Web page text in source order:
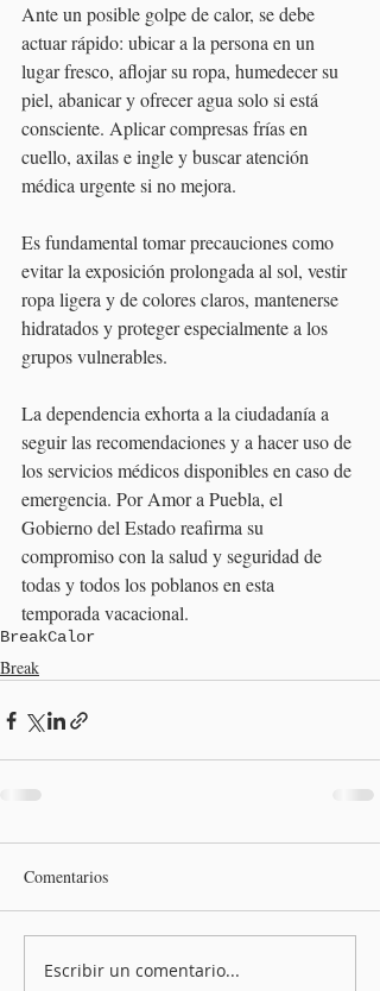
Ante un posible golpe de calor, se debe
actuar rápido: ubicar a la persona en un
lugar fresco, aflojar su ropa, humedecer su
piel, abanicar y ofrecer agua solo si está
consciente. Aplicar compresas frías en
cuello, axilas e ingle y buscar atención
médica urgente si no mejora.
Es fundamental tomar precauciones como
evitar la exposición prolongada al sol, vestir
ropa ligera y de colores claros, mantenerse
hidratados y proteger especialmente a los
grupos vulnerables.
La dependencia exhorta a la ciudadanía a
seguir las recomendaciones y a hacer uso de
los servicios médicos disponibles en caso de
emergencia. Por Amor a Puebla, el
Gobierno del Estado reafirma su
compromiso con la salud y seguridad de
todas y todos los poblanos en esta
temporada vacacional.
BreakCalor
Break
Comentarios
Escribir un comentario...